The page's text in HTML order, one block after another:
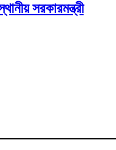
সরকারমন্ত্রী